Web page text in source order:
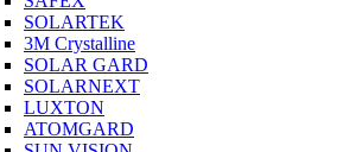
SOLARTEK
3M Crystalline
SOLAR GARD
SOLARNEXT
LUXTON
ATOMGARD